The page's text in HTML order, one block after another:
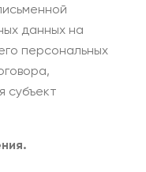
данных на
персональных
субъект